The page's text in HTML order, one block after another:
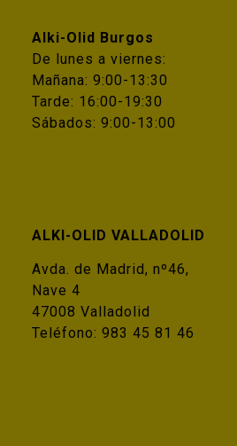
Alki-Olid Burgos
De lunes a viernes:
Mañana: 9:00-13:30
Tarde: 16:00-19:30
Sábados: 9:00-13:00
ALKI-OLID VALLADOLID
Avda. de Madrid, nº46,
Nave 4
47008 Valladolid
Teléfono: 983 45 81 46